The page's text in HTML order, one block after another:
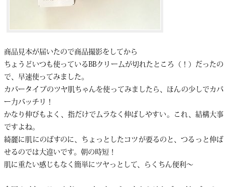
商品見本が届いたので商品撮影をしてから
ちょうどいつも使っているBBクリームが切れたところ（！）だったの
で、早速使ってみました。
カバータイプのツヤ肌ちゃんを使ってみましたら、ほんの少しでカバ
ー力バッチリ！
かなり伸びもよく、指だけでムラなく伸ばしやすい。これ、結構大事
ですよね。
綺麗に肌にのばすのに、ちょっとしたコツが要るのと、つるっと伸ば
せるのでは大違いです。朝の時短！
肌に重たい感じもなく簡単にツヤっとして、らくちん便利〜